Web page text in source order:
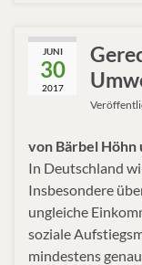
JUNI
30
2017
von Bärbel
In Deutschland
Insbesondere
ungleiche
soziale
mindestens